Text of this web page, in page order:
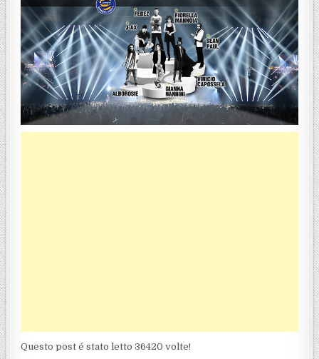
Questo post é stato letto 36420 volte!